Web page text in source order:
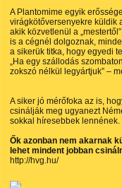
A Plantomime egyik
virágkötőversenyekre küldik
akik közvetlenül a
is a cégnél dolgoznak,
a sikerük titka, hogy egyedi
„Ha egy szállodás
zokszó nélkül legyártjuk” –
A siker jó mérőfoka az is,
csinálják meg ugyanezt
sokkal híresebbek lennének.
Ők azonban nem akarnak
lehet mindent jobban
http://hvg.hu/